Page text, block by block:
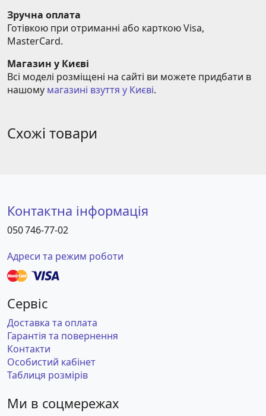
Зручна оплата
Готівкою при отриманні або карткою Visa,
MasterCard.
Магазин у Києві
Всі моделі розміщені на сайті ви можете придбати в
нашому магазині взуття у Києві.
Схожі товари
Контактна інформація
050 746-77-02
Адреси та режим роботи
Сервіс
Доставка та оплата
Гарантія та повернення
Контакти
Особистий кабінет
Таблиця розмірів
Ми в соцмережах